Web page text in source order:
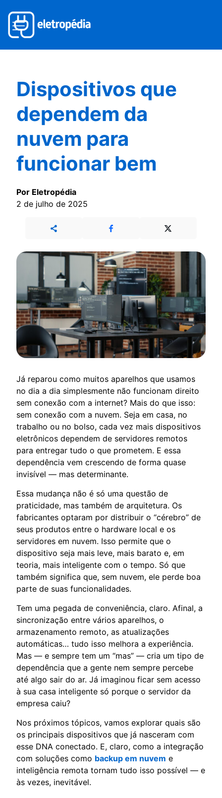
Dispositivos que
dependem da
nuvem para
funcionar bem
Por Eletropédia
2 de julho de 2025
Já reparou como muitos aparelhos que usamos
no dia a dia simplesmente não funcionam direito
sem conexão com a internet? Mais do que isso:
sem conexão com a nuvem. Seja em casa, no
trabalho ou no bolso, cada vez mais dispositivos
eletrônicos dependem de servidores remotos
para entregar tudo o que prometem. E essa
dependência vem crescendo de forma quase
invisível — mas determinante.
Essa mudança não é só uma questão de
praticidade, mas também de arquitetura. Os
fabricantes optaram por distribuir o “cérebro” de
seus produtos entre o hardware local e os
servidores em nuvem. Isso permite que o
dispositivo seja mais leve, mais barato e, em
teoria, mais inteligente com o tempo. Só que
também significa que, sem nuvem, ele perde boa
parte de suas funcionalidades.
Tem uma pegada de conveniência, claro. Afinal, a
sincronização entre vários aparelhos, o
armazenamento remoto, as atualizações
automáticas… tudo isso melhora a experiência.
Mas — e sempre tem um “mas” — cria um tipo de
dependência que a gente nem sempre percebe
até algo sair do ar. Já imaginou ficar sem acesso
à sua casa inteligente só porque o servidor da
empresa caiu?
Nos próximos tópicos, vamos explorar quais são
os principais dispositivos que já nasceram com
esse DNA conectado. E, claro, como a integração
com soluções como backup em nuvem e
inteligência remota tornam tudo isso possível — e
às vezes, inevitável.